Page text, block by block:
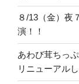
８/13（金）夜
演！！
あわび茸ちっ
リニューアル